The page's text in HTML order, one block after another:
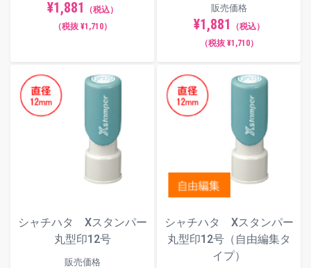
¥1,881
（税込）
（税抜 ¥1,710）
販売価格
¥1,881
（税込）
（税抜 ¥1,710）
シャチハタ Xスタンパー
丸型印12号
販売価格
シャチハタ Xスタンパー
丸型印12号（自由編集タ
イプ）